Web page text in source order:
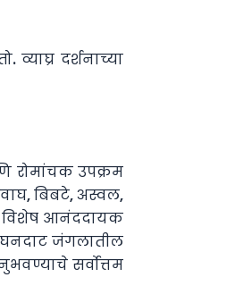
दर्शनाच्या
रोमांचक उपक्रम
बिबटे, अस्वल,
विशेष आनंददायक
घनदाट जंगलातील
सर्वोत्तम